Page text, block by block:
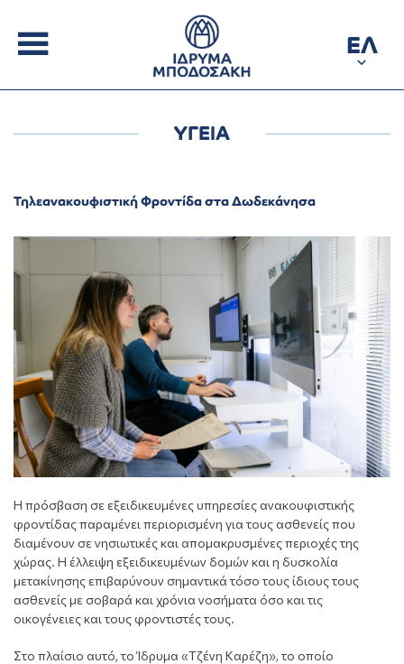
ΕΛ
ΥΓΕΙΑ
Τηλεανακουφιστική Φροντίδα στα Δωδεκάνησα
H πρόσβαση σε εξειδικευμένες υπηρεσίες ανακουφιστικής
φροντίδας παραμένει περιορισμένη για τους ασθενείς που
διαμένουν σε νησιωτικές και απομακρυσμένες περιοχές της
χώρας. Η έλλειψη εξειδικευμένων δομών και η δυσκολία
μετακίνησης επιβαρύνουν σημαντικά τόσο τους ίδιους τους
ασθενείς με σοβαρά και χρόνια νοσήματα όσο και τις
οικογένειες και τους φροντιστές τους.
Στο πλαίσιο αυτό, το Ίδρυμα «Τζένη Καρέζη»,το οποίο